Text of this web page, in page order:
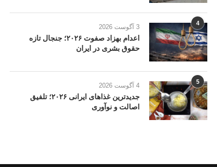
4 3 آگوست 2026
اعدام بهزاد صفوت ۲۰۲۶؛ جنجال تازه
حقوق بشری در ایران
5 4 آگوست 2026
جدیدترین غذاهای ایرانی ۲۰۲۶؛ تلفیق
اصالت و نوآوری